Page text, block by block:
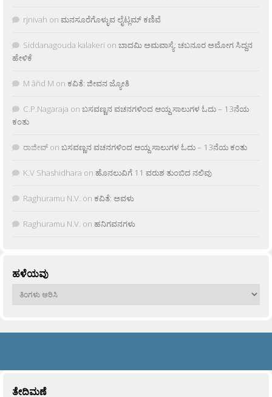
rjnivah on ಮನಸೂರೆಗೊಳ್ಳುವ ಲೈಟ್ಲಮ್ ಕಣಿವೆ
Siddanagouda kalakeri on ಬಾದಮಿ ಅಮವಾಸ್ಯೆ: ಚಬನೂರ ಅಮೋಗ ಸಿದ್ದನ
ಹೇಳಿಕೆ
M âñd M on ಕವಿತೆ: ಜೀವನ ಜ್ಯೋತಿ
C.P.Nagaraja on ಬಸವಣ್ಣನ ವಚನಗಳಿಂದ ಆಯ್ದ ಸಾಲುಗಳ ಓದು – 13ನೆಯ
ಕಂತು
ರಾಜೀವ್ on ಬಸವಣ್ಣನ ವಚನಗಳಿಂದ ಆಯ್ದ ಸಾಲುಗಳ ಓದು – 13ನೆಯ ಕಂತು
K.V Shashidhara on ಹೊನಲುವಿಗೆ 11 ವರುಶ ತುಂಬಿದ ನಲಿವು
Raghuramu N.V. on ಕವಿತೆ: ಅವಳು
Raghuramu N.V. on ಹನಿಗವನಗಳು
ಹಳೆಯವು
ಹಳೆಯವು
ತೇದಿಮಣೆ